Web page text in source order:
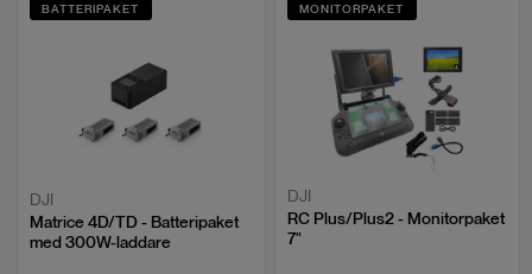
BATTERIPAKET
DJI
Matrice 4D/TD - Batteripaket
med 300W-laddare
MONITORPAKET
DJI
RC Plus/Plus2 - Monitorpaket
7"